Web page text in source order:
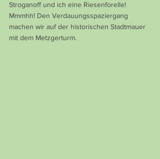
Stroganoff und ich eine Riesenforelle!
Mmmhh! Den Verdauungsspaziergang
machen wir auf der historischen Stadtmauer
mit dem Metzgerturm.